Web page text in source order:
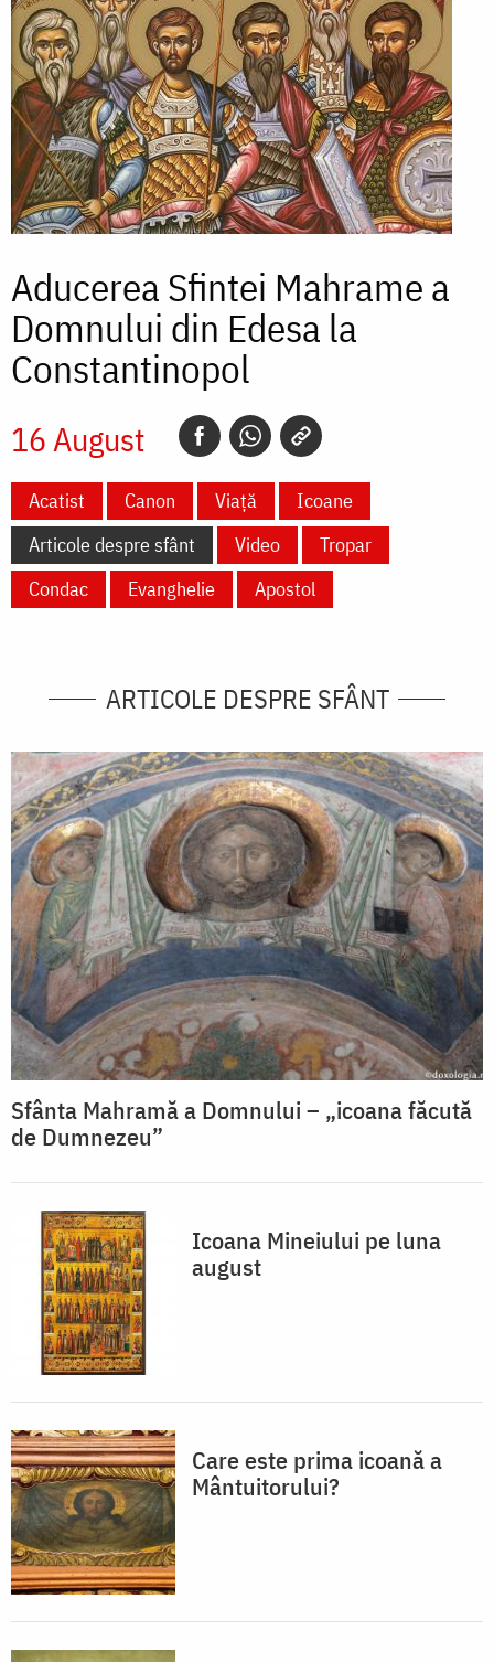
Aducerea Sfintei Mahrame a
Domnului din Edesa la
Constantinopol
16 August
Acatist Canon Viață
Icoane
Articole despre sfânt
Video
Tropar
Condac
Evanghelie Apostol
ARTICOLE DESPRE SFÂNT
Sfânta Mahramă a Domnului – „icoana făcută
de Dumnezeu”
Icoana Mineiului pe luna
august
Care este prima icoană a
Mântuitorului?